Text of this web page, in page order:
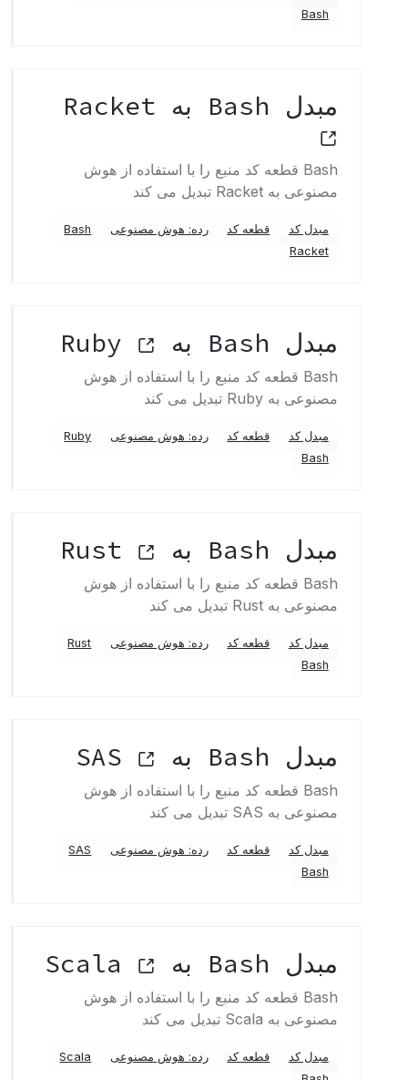
Bash
مبدل Bash به Racket
Bash قطعه کد منبع را با استفاده از هوش
مصنوعی به Racket تبدیل می کند
مبدل کد قطعه کد رده: هوش مصنوعی
Bash
Racket
مبدل Bash به Ruby
Bash قطعه کد منبع را با استفاده از هوش
مصنوعی به Ruby تبدیل می کند
مبدل کد قطعه کد رده: هوش مصنوعی
Ruby
Bash
مبدل Bash به Rust
Bash قطعه کد منبع را با استفاده از هوش
مصنوعی به Rust تبدیل می کند
مبدل کد قطعه کد رده: هوش مصنوعی
Rust
Bash
مبدل Bash به SAS
Bash قطعه کد منبع را با استفاده از هوش
مصنوعی به SAS تبدیل می کند
مبدل کد قطعه کد رده: هوش مصنوعی
SAS
Bash
مبدل Bash به Scala
Bash قطعه کد منبع را با استفاده از هوش
مصنوعی به Scala تبدیل می کند
مبدل کد قطعه کد رده: هوش مصنوعی
Scala